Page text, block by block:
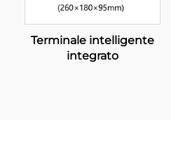
Terminale intelligente
integrato